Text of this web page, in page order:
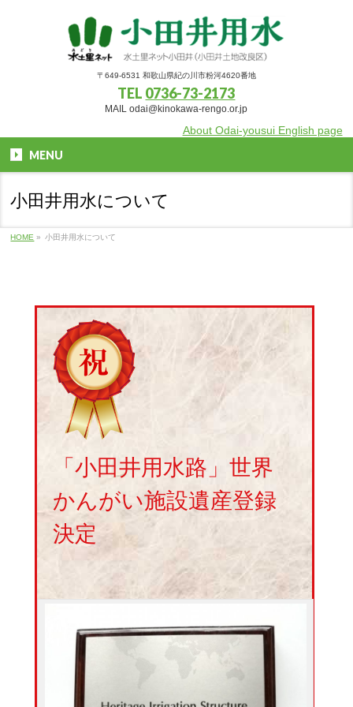
〒649-6531 和歌山県紀の川市粉河4620番地
TEL 0736-73-2173
MAIL odai@kinokawa-rengo.or.jp
About Odai-yousui English page
MENU
小田井用水について
HOME » 小田井用水について
「小田井用水路」世界
かんがい施設遺産登録
決定